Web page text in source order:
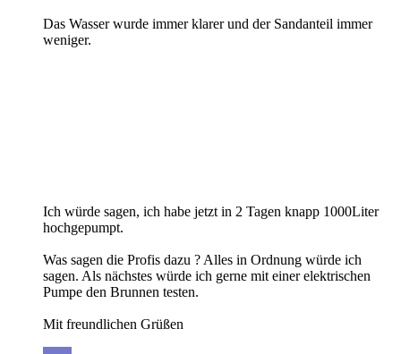
Das Wasser wurde immer klarer und der Sandanteil immer
weniger.
Ich würde sagen, ich habe jetzt in 2 Tagen knapp 1000Liter
hochgepumpt.
Was sagen die Profis dazu ? Alles in Ordnung würde ich
sagen. Als nächstes würde ich gerne mit einer elektrischen
Pumpe den Brunnen testen.
Mit freundlichen Grüßen